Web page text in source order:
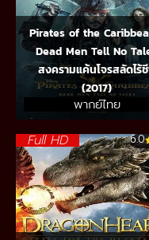
Pirates of the
Dead Men Tell No
สงครามแค้นโจรสลัดไร้
(2017)
พากย์ไทย
Full HD 6.0